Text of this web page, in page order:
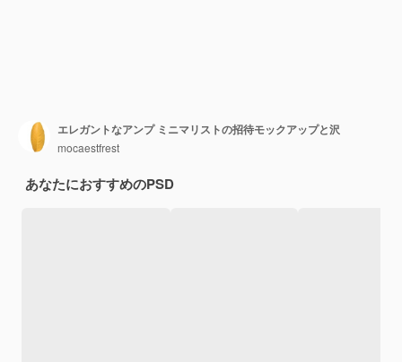
エレガントなアンプ ミニマリストの招待モックアップと沢
mocaestfrest
あなたにおすすめのPSD